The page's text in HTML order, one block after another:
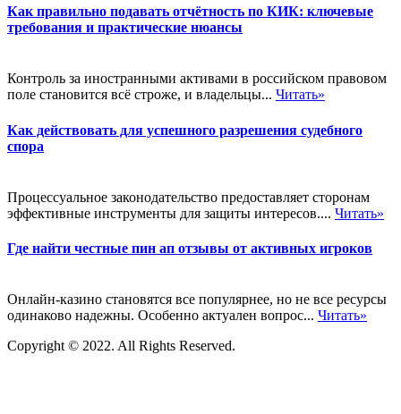
Как правильно подавать отчётность по КИК: ключевые
требования и практические нюансы
Контроль за иностранными активами в российском правовом
поле становится всё строже, и владельцы... Читать»
Как действовать для успешного разрешения судебного
спора
Процессуальное законодательство предоставляет сторонам
эффективные инструменты для защиты интересов.... Читать»
Где найти честные пин ап отзывы от активных игроков
Онлайн-казино становятся все популярнее, но не все ресурсы
одинаково надежны. Особенно актуален вопрос... Читать»
Copyright © 2022. All Rights Reserved.